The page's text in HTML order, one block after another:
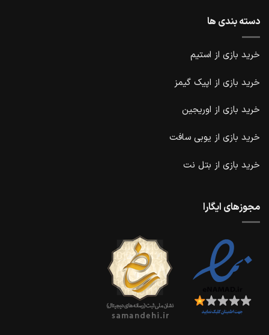
دسته بندی ها
خرید بازی از استیم
خرید بازی از اپیک گیمز
خرید بازی از اوریجین
خرید بازی از یوبی سافت
خرید بازی از بتل نت
مجوزهای ایگارا